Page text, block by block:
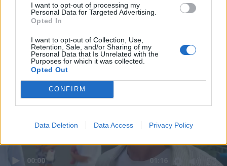
I want to opt-out of processing my
Personal Data for Targeted Advertising.
Opted In
I want to opt-out of Collection, Use,
Retention, Sale, and/or Sharing of my
Personal Data that Is Unrelated with the
Purposes for which it was collected.
Opted Out
CONFIRM
Data Deletion Data Access Privacy Policy
00:00 01:16